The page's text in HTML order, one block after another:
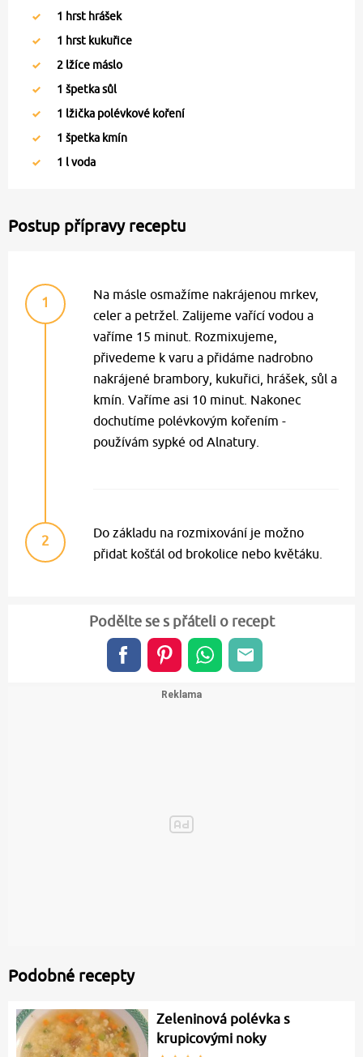
1 hrst hrášek
1 hrst kukuřice
2 lžíce máslo
1 špetka sůl
1 lžička polévkové koření
1 špetka kmín
1 l voda
Postup přípravy receptu
1
Na másle osmažíme nakrájenou mrkev,
celer a petržel. Zalijeme vařící vodou a
vaříme 15 minut. Rozmixujeme,
přivedeme k varu a přidáme nadrobno
nakrájené brambory, kukuřici, hrášek, sůl a
kmín. Vaříme asi 10 minut. Nakonec
dochutíme polévkovým kořením -
používám sypké od Alnatury.
2
Do základu na rozmixování je možno
přidat košťál od brokolice nebo květáku.
Podělte se s přáteli o recept
Podobné recepty
Zeleninová polévka s
krupicovými noky